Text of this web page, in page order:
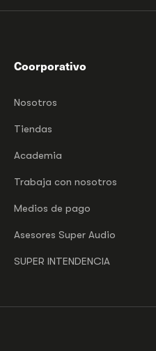
Coorporativo
Nosotros
Tiendas
Academia
Trabaja con nosotros
Medios de pago
Asesores Super Audio
SUPER INTENDENCIA